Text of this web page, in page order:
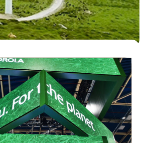
(versão em espanhol).